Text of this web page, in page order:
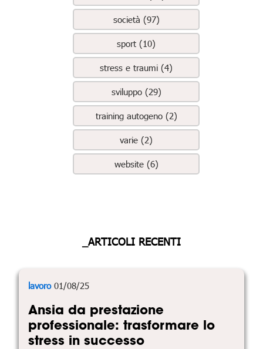
società (97)
sport (10)
stress e traumi (4)
sviluppo (29)
training autogeno (2)
varie (2)
website (6)
_ARTICOLI RECENTI
lavoro01/08/25
Ansia da prestazione
professionale: trasformare lo
stress in successo